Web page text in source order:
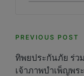
Post
PREVIOUS POST
ทิพยประกันภัย ร่ว
เจ้าภาพบำเพ็ญพร